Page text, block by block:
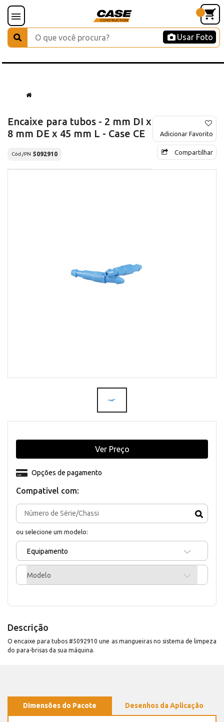
Usar Foto
Encaixe para tubos - 2 mm DI x
8 mm DE x 45 mm L - Case CE
Cód./PN 5092910
Adicionar Favorito
Compartilhar
Compativel com:
ou selecione um modelo:
Equipamento
Modelo
Opções de pagamento
Ver Preço
Descrição
O encaixe para tubos #5092910 une as mangueiras no sistema de limpeza
do para-brisas da sua máquina.
Dimensões do Pacote Desenhos da Aplicação